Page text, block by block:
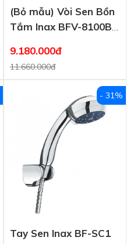
(Bỏ mẫu) Vòi Sen Bồn
Tắm Inax BFV-8100B
9.180.000đ
11.660.000đ
Tay Sen Inax BF-SC1
- 31%